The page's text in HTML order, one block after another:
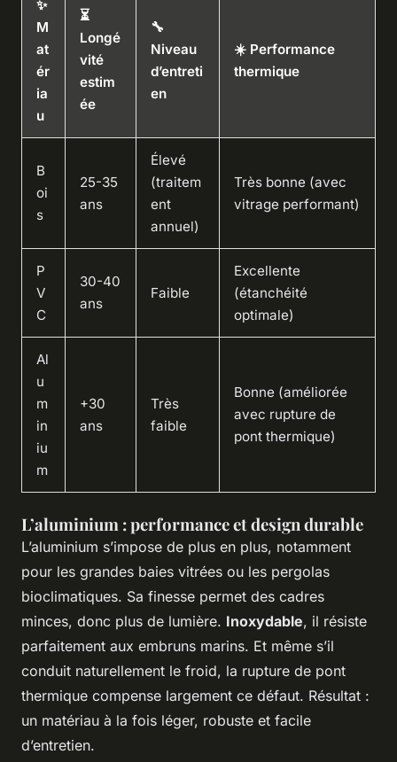
✨
M
at
ér
ia
u
⏳
Longé
vité
estim
ée
🔧
Niveau
d’entreti
en
☀️ Performance
thermique
B
oi
s
25-35
ans
Élevé
(traitem
ent
annuel)
Très bonne (avec
vitrage performant)
P
V
C
30-40
ans
Faible
Excellente
(étanchéité
optimale)
Al
u
m
in
iu
m
+30
ans
Très
faible
Bonne (améliorée
avec rupture de
pont thermique)
L’aluminium : performance et design durable
L’aluminium s’impose de plus en plus, notamment
pour les grandes baies vitrées ou les pergolas
bioclimatiques. Sa finesse permet des cadres
minces, donc plus de lumière. Inoxydable, il résiste
parfaitement aux embruns marins. Et même s’il
conduit naturellement le froid, la rupture de pont
thermique compense largement ce défaut. Résultat :
un matériau à la fois léger, robuste et facile
d’entretien.